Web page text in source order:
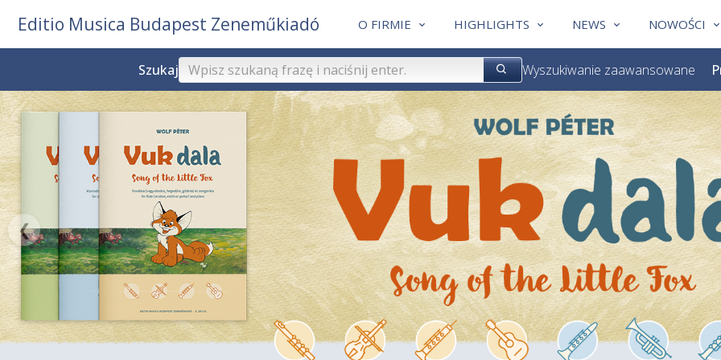
O FIRMIE HIGHLIGHTS NEWS NOWOŚCI
Editio Musica Budapest Zeneműkiadó
Szukaj Wyszukiwanie zaawansowane
❮